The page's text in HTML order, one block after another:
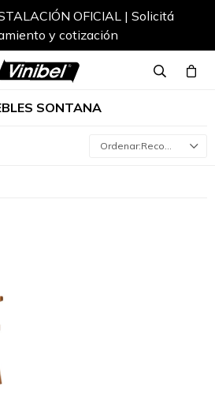
OFICIAL | Solicitá
y cotización
SONTANA
Recomendados